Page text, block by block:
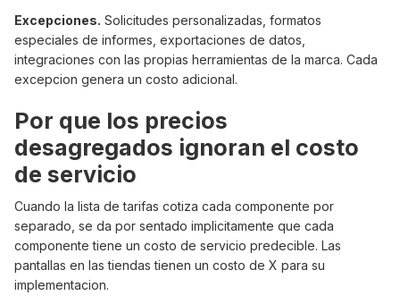
Excepciones. Solicitudes personalizadas, formatos
especiales de informes, exportaciones de datos,
integraciones con las propias herramientas de la marca. Cada
excepcion genera un costo adicional.
Por que los precios
desagregados ignoran el costo
de servicio
Cuando la lista de tarifas cotiza cada componente por
separado, se da por sentado implicitamente que cada
componente tiene un costo de servicio predecible. Las
pantallas en las tiendas tienen un costo de X para su
implementacion.